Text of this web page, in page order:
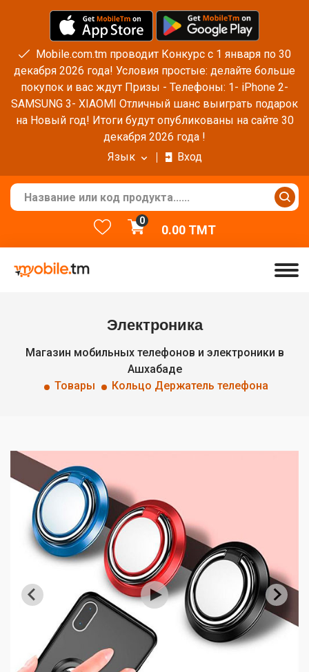
Mobile.com.tm проводит Конкурс с 1 января по 30
декабря 2026 года! Условия простые: делайте больше
покупок и вас ждут Призы - Телефоны: 1- iPhone 2-
SAMSUNG 3- XIAOMI Отличный шанс выиграть подарок
на Новый год! Итоги будут опубликованы на сайте 30
декабря 2026 года !
Язык
Вход
0
0.00TMT
Электроника
Магазин мобильных телефонов и электроники в
Ашхабаде
Товары
Кольцо Держатель телефона